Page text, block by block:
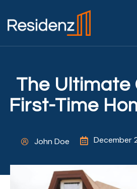
The Ultimate
First-Time
John Doe December